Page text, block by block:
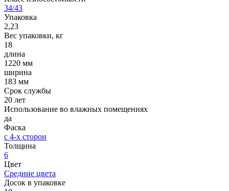
34/43
Упаковка
2,23
Вес упаковки, кг
18
длина
1220 мм
ширина
183 мм
Срок службы
20 лет
Использование во влажных помещениях
да
Фаска
с 4-х сторон
Толщина
6
Цвет
Средние цвета
Досок в упаковке